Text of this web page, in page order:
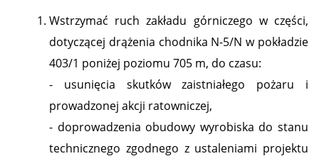
Wstrzymać ruch zakładu górniczego w części,
dotyczącej drążenia chodnika N-5/N w pokładzie
403/1 poniżej poziomu 705 m, do czasu:
- usunięcia skutków zaistniałego pożaru i
prowadzonej akcji ratowniczej,
- doprowadzenia obudowy wyrobiska do stanu
technicznego zgodnego z ustaleniami projektu